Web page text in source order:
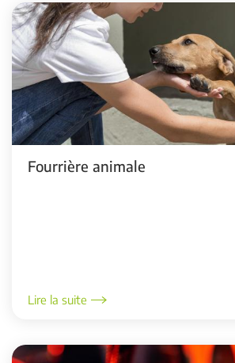
Fourrière animale
Lire la suite